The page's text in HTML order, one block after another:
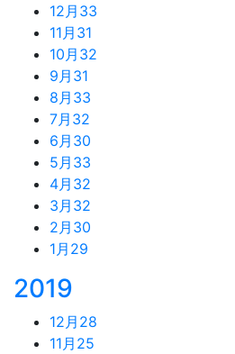
12月 33
11月 31
10月 32
9月 31
8月 33
7月 32
6月 30
5月 33
4月 32
3月 32
2月 30
1月 29
2019
12月 28
11月 25